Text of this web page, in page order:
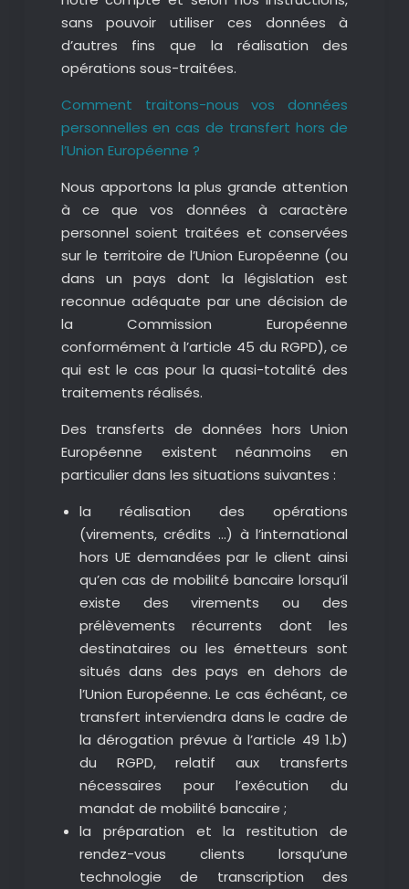
sans pouvoir utiliser ces données à
d’autres fins que la réalisation des
opérations sous-traitées.
Comment traitons-nous vos données
personnelles en cas de transfert hors de
l’Union Européenne ?
Nous apportons la plus grande attention
à ce que vos données à caractère
personnel soient traitées et conservées
sur le territoire de l’Union Européenne (ou
dans un pays dont la législation est
reconnue adéquate par une décision de
la Commission Européenne
conformément à l’article 45 du RGPD), ce
qui est le cas pour la quasi-totalité des
traitements réalisés.
Des transferts de données hors Union
Européenne existent néanmoins en
particulier dans les situations suivantes :
la réalisation des opérations
(virements, crédits …) à l’international
hors UE demandées par le client ainsi
qu’en cas de mobilité bancaire lorsqu’il
existe des virements ou des
prélèvements récurrents dont les
destinataires ou les émetteurs sont
situés dans des pays en dehors de
l’Union Européenne. Le cas échéant, ce
transfert interviendra dans le cadre de
la dérogation prévue à l’article 49 1.b)
du RGPD, relatif aux transferts
nécessaires pour l’exécution du
mandat de mobilité bancaire ;
la préparation et la restitution de
rendez-vous clients lorsqu’une
technologie de transcription des